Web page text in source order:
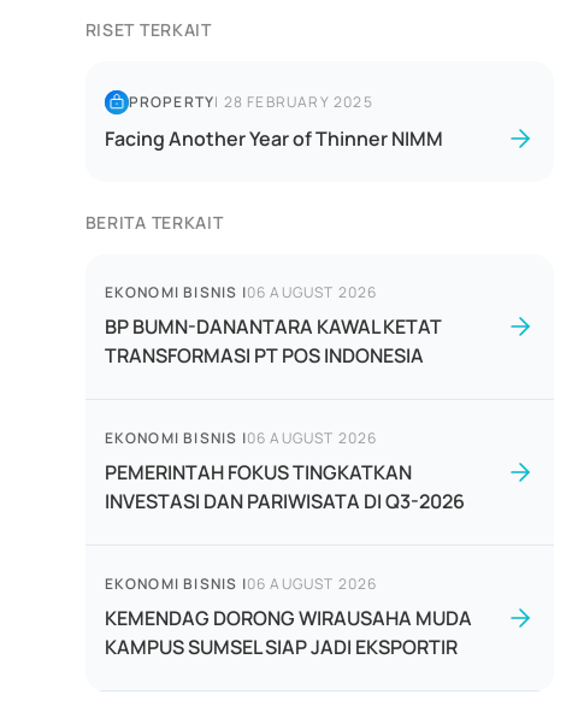
RISET TERKAIT
PROPERTY| 28 FEBRUARY 2025
Facing Another Year of Thinner NIMM
BERITA TERKAIT
EKONOMI BISNIS |06 AUGUST 2026
BP BUMN-DANANTARA KAWAL KETAT
TRANSFORMASI PT POS INDONESIA
EKONOMI BISNIS |06 AUGUST 2026
PEMERINTAH FOKUS TINGKATKAN
INVESTASI DAN PARIWISATA DI Q3-2026
EKONOMI BISNIS |06 AUGUST 2026
KEMENDAG DORONG WIRAUSAHA MUDA
KAMPUS SUMSEL SIAP JADI EKSPORTIR